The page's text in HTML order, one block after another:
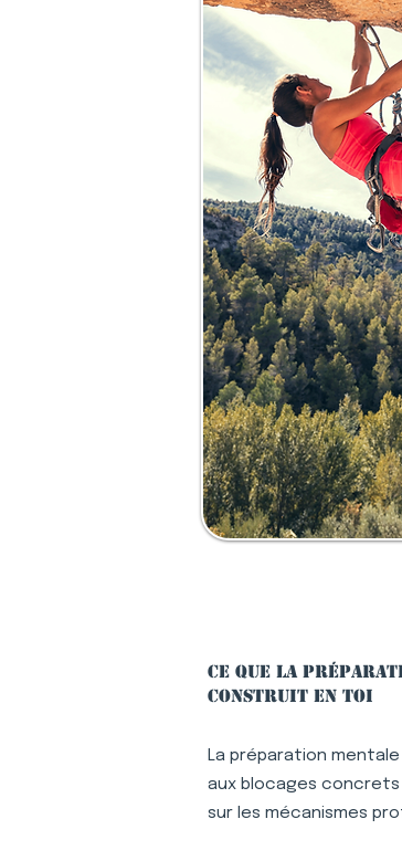
Ce que la
construit en toi
La préparation
aux blocages
sur les mécanismes